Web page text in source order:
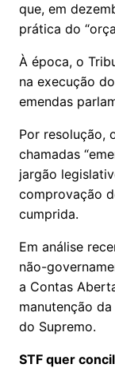
que, em
prática do
À época, o
na execução
emendas
Por resolução,
chamadas
jargão
comprovação
cumprida.
Em análise
não-
a Contas
manutenção
do Supremo.
STF quer